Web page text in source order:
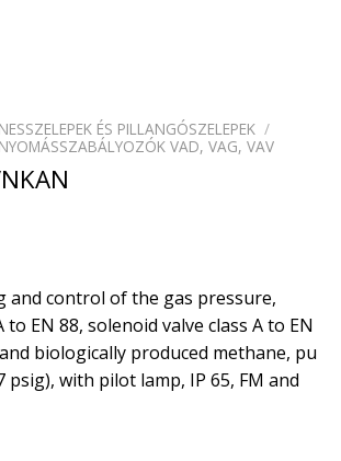
ÉS PILLANGÓSZELEPEK /
VAD, VAG, VAV
and control of the gas pressure,
EN 88, solenoid valve class A to EN
biologically produced methane, pu
psig), with pilot lamp, IP 65, FM and